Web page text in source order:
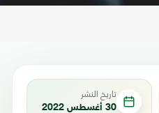
تاريخ النشر
30 أغسطس 2022